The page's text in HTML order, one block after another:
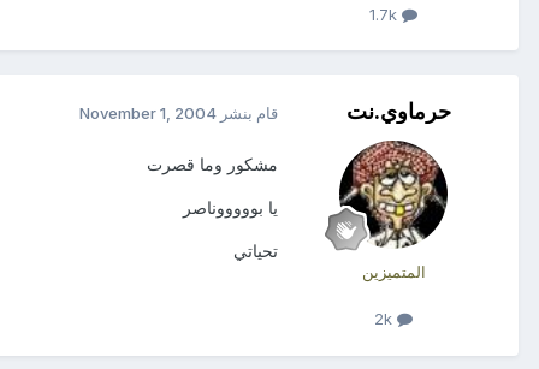
حرماوي.نت
المتميزين
قام بنشر November 1, 2004
مشكور وما قصرت
يا بوووووناصر
تحياتي